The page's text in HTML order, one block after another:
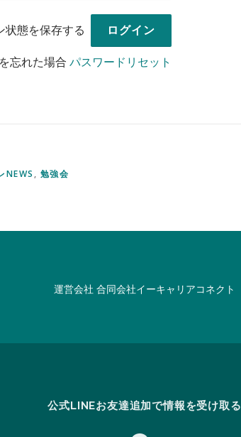
状態を保存する
忘れた場合 パスワードリセット
NEWS , 勉強会
運営会社 合同会社イーキャリアコネクト
公式LINEお友達追加で情報を受け取る